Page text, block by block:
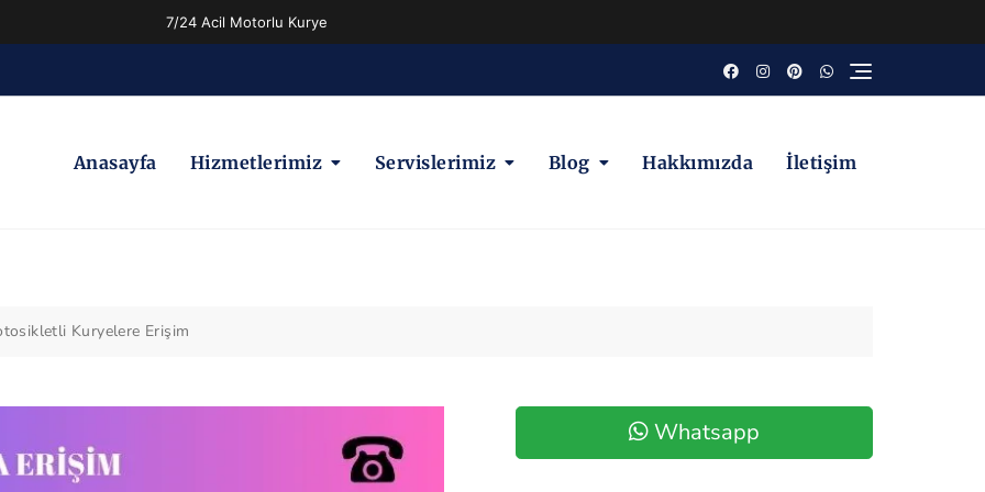
7/24 Acil Motorlu Kurye
Anasayfa Hizmetlerimiz Servislerimiz Blog Hakkımızda İletişim
Kuryelere Erişim
Whatsapp